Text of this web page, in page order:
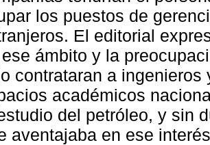
los puestos de
El editorial
ámbito y la
contrataran a
académicos
del petróleo, y sin
aventajaba en ese